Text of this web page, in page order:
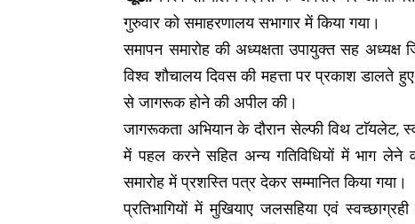
गुरुवार को समाहरणालय सभागार में किया गया।
समापन समारोह की अध्यक्षता उपायुक्त सह
विश्व शौचालय दिवस की महत्ता पर प्रकाश डालते
से जागरूक होने की अपील की।
जागरूकता अभियान के दौरान सेल्फी विथ टाॅयलेट,
में पहल करने सहित अन्य गतिविधियों में भाग लेने
समारोह में प्रशस्ति पत्र देकर सम्मानित किया गया।
प्रतिभागियों में मुखियाए जलसहिया एवं